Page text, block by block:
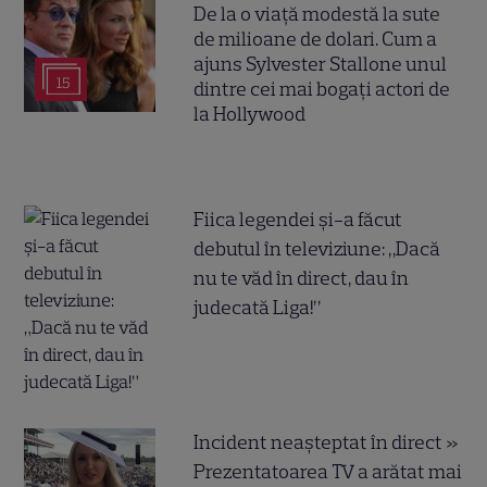
15
De la o viață modestă la sute
de milioane de dolari. Cum a
ajuns Sylvester Stallone unul
dintre cei mai bogați actori de
la Hollywood
Fiica legendei și-a făcut
debutul în televiziune: „Dacă
nu te văd în direct, dau în
judecată Liga!”
Incident neașteptat în direct »
Prezentatoarea TV a arătat mai